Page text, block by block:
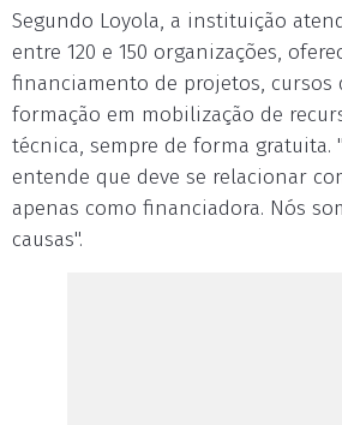
Segundo Loyola, a instituição
entre 120 e 150 organizações,
financiamento de projetos, cursos
formação em mobilização de
técnica, sempre de forma gratuita.
entende que deve se relacionar
apenas como financiadora. Nós
causas".